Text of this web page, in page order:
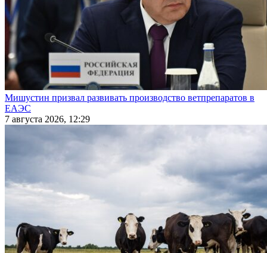
Мишустин призвал развивать производство ветпрепаратов в
ЕАЭС
7 августа 2026, 12:29